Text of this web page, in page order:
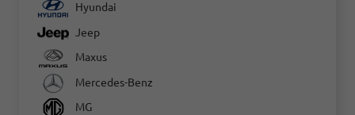
Hyundai
Jeep
Maxus
Mercedes-Benz
MG